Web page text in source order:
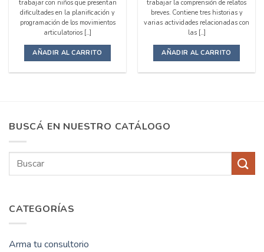
trabajar con niños que presentan
dificultades en la planificación y
programación de los movimientos
articulatorios [...]
AÑADIR AL CARRITO
trabajar la comprensión de relatos
breves. Contiene tres historias y
varias actividades relacionadas con
las [...]
AÑADIR AL CARRITO
BUSCÁ EN NUESTRO CATÁLOGO
Buscar
CATEGORÍAS
Arma tu consultorio